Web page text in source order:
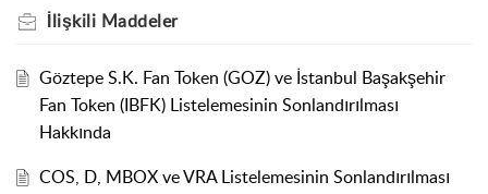
İlişkili Maddeler
Göztepe S.K. Fan Token (GOZ) ve İstanbul Başakşehir
Fan Token (IBFK) Listelemesinin Sonlandırılması
Hakkında
COS, D, MBOX ve VRA Listelemesinin Sonlandırılması